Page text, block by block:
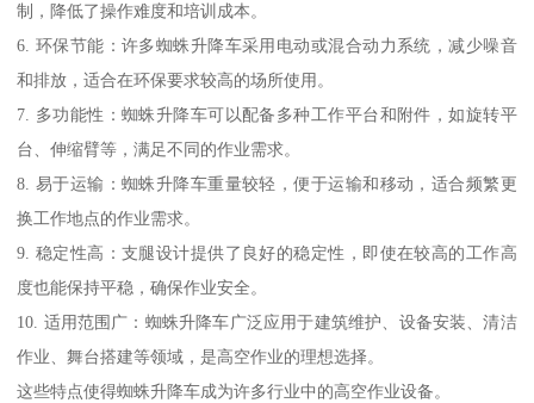
制，降低了操作难度和培训成本。
6. 环保节能：许多蜘蛛升降车采用电动或混合动力系统，减少噪音
和排放，适合在环保要求较高的场所使用。
7. 多功能性：蜘蛛升降车可以配备多种工作平台和附件，如旋转平
台、伸缩臂等，满足不同的作业需求。
8. 易于运输：蜘蛛升降车重量较轻，便于运输和移动，适合频繁更
换工作地点的作业需求。
9. 稳定性高：支腿设计提供了良好的稳定性，即使在较高的工作高
度也能保持平稳，确保作业安全。
10. 适用范围广：蜘蛛升降车广泛应用于建筑维护、设备安装、清洁
作业、舞台搭建等领域，是高空作业的理想选择。
这些特点使得蜘蛛升降车成为许多行业中的高空作业设备。